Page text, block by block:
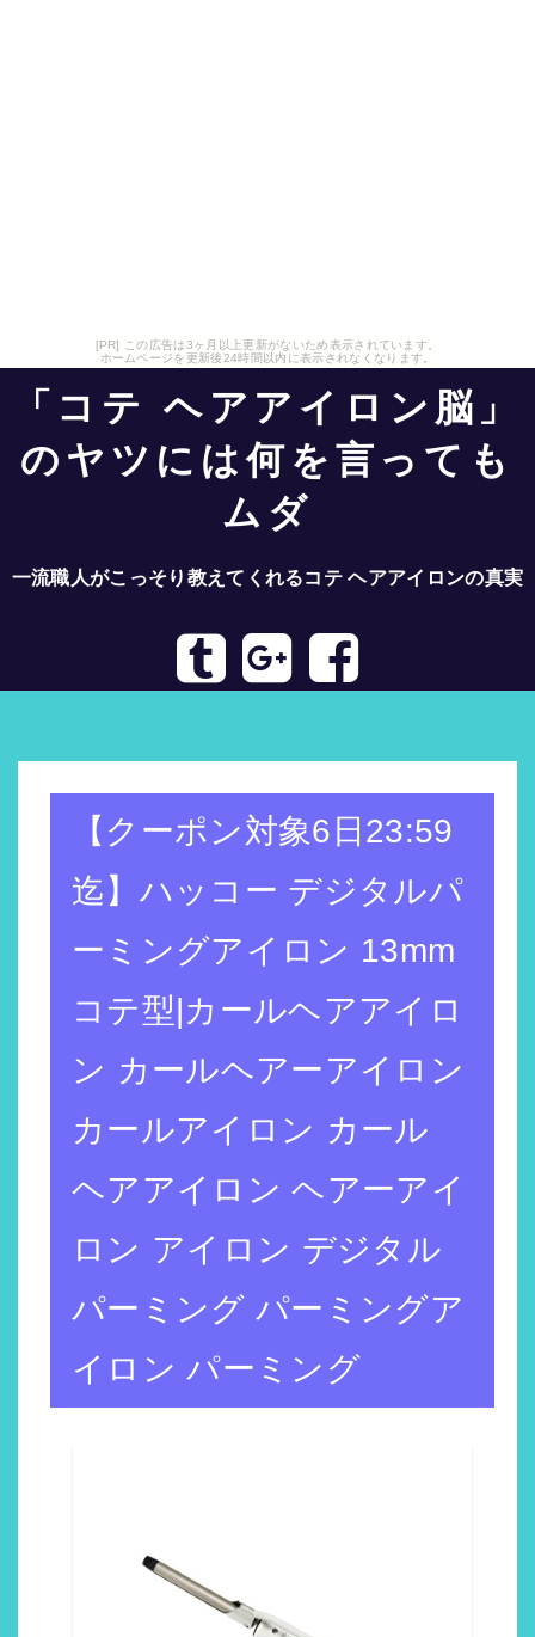
[PR] この広告は3ヶ月以上更新がないため表示されています。
ホームページを更新後24時間以内に表示されなくなります。
「コテ ヘアアイロン脳」
のヤツには何を言っても
ムダ
一流職人がこっそり教えてくれるコテ ヘアアイロンの真実
【クーポン対象6日23:59
迄】ハッコー デジタルパ
ーミングアイロン 13mm
コテ型|カールヘアアイロ
ン カールヘアーアイロン
カールアイロン カール
ヘアアイロン ヘアーアイ
ロン アイロン デジタル
パーミング パーミングア
イロン パーミング